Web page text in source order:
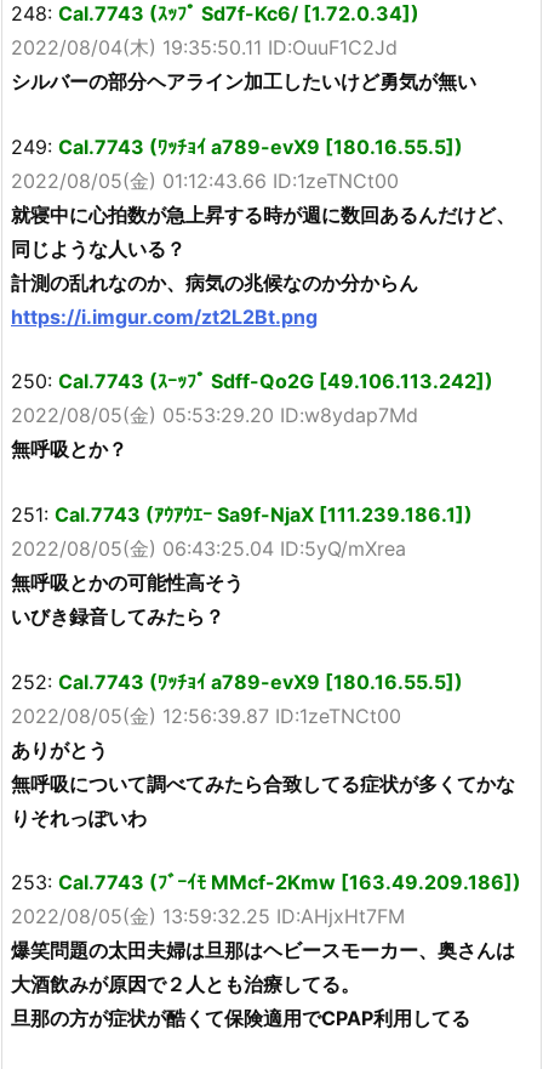
248: Cal.7743 (ｽｯﾌﾟ Sd7f-Kc6/ [1.72.0.34])
2022/08/04(木) 19:35:50.11 ID:OuuF1C2Jd
シルバーの部分ヘアライン加工したいけど勇気が無い
249: Cal.7743 (ﾜｯﾁｮｲ a789-evX9 [180.16.55.5])
2022/08/05(金) 01:12:43.66 ID:1zeTNCt00
就寝中に心拍数が急上昇する時が週に数回あるんだけど、
同じような人いる？
計測の乱れなのか、病気の兆候なのか分からん
https://i.imgur.com/zt2L2Bt.png
250: Cal.7743 (ｽｰｯﾌﾟ Sdff-Qo2G [49.106.113.242])
2022/08/05(金) 05:53:29.20 ID:w8ydap7Md
無呼吸とか？
251: Cal.7743 (ｱｳｱｳｴｰ Sa9f-NjaX [111.239.186.1])
2022/08/05(金) 06:43:25.04 ID:5yQ/mXrea
無呼吸とかの可能性高そう
いびき録音してみたら？
252: Cal.7743 (ﾜｯﾁｮｲ a789-evX9 [180.16.55.5])
2022/08/05(金) 12:56:39.87 ID:1zeTNCt00
ありがとう
無呼吸について調べてみたら合致してる症状が多くてかな
りそれっぽいわ
253: Cal.7743 (ﾌﾞｰｲﾓ MMcf-2Kmw [163.49.209.186])
2022/08/05(金) 13:59:32.25 ID:AHjxHt7FM
爆笑問題の太田夫婦は旦那はヘビースモーカー、奥さんは
大酒飲みが原因で２人とも治療してる。
旦那の方が症状が酷くて保険適用でCPAP利用してる